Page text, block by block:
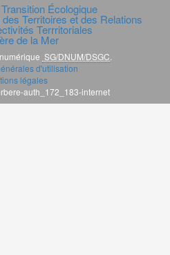
Écologique
Territoires et des Relations
Terrritoriales
de la Mer
SG/DNUM/DSGC.
d'utilisation
légales
auth_172_183-internet